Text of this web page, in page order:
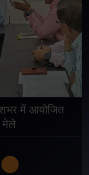
में आयोजित
मेले